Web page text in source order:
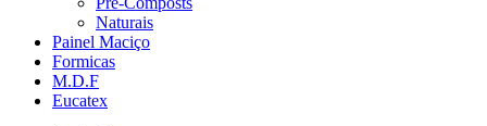
Naturais
Painel Maciço
Formicas
M.D.F
Eucatex